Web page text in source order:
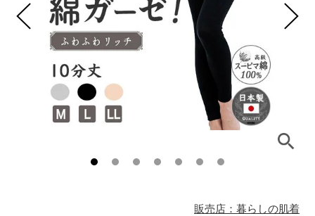
販売店：暮らしの肌着